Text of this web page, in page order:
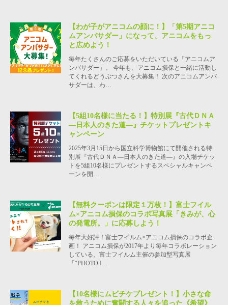
【わが子がアニコムの顔に！】「第5期アニコ
ムアンバサダー」になって、アニコムをもっ
と広めよう！
毎年たくさんのご応募をいただいている「アニコムア
ンバサダー」。 今年も、アニコム損保と一緒に活動し
てくれるどうぶつさんを大募集！ 次のアニコムアンバ
サダーは、わ…
【5組10名様に当たる！】特別展『古代ＤＮＡ
―日本人のきた道―』チケットプレゼントキ
ャンペーン
2025年3月15日から国立科学博物館にて開催される特
別展『古代ＤＮＡ―日本人のきた道―』の入場チケッ
トを5組10名様にプレゼントするスペシャルキャンペ
ーンを開…
【無料クーポンは限定１万枚！】富士フイル
ム×アニコム損保のコラボ写真展「きみが、心
の発電所。」に応募しよう！
毎年大好評！富士フイルム×アニコム損保のコラボ企
画！ アニコム損保が2017年より毎年コラボレーション
している、富士フイルム主催の参加型写真展
「“PHOTO I…
【10名様にムビチケプレゼント！】小さな命
を救うために奮闘する人々を追った《希望》